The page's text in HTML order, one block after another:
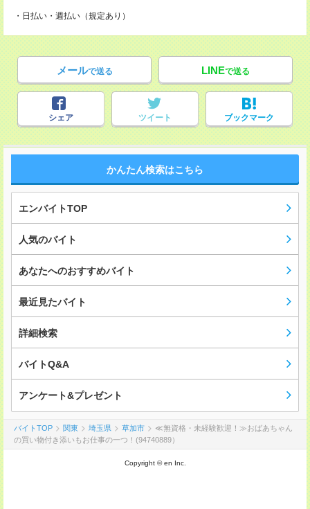
・日払い・週払い（規定あり）
メールで送る LINEで送る
シェア ツイート ブックマーク
かんたん検索はこちら
エンバイトTOP
人気のバイト
あなたへのおすすめバイト
最近見たバイト
詳細検索
バイトQ&A
アンケート&プレゼント
バイトTOP 関東 埼玉県 草加市
≪無資格・未経験歓迎！≫おばあちゃん
の買い物付き添いもお仕事の一つ！(94740889）
Copyright © en Inc.